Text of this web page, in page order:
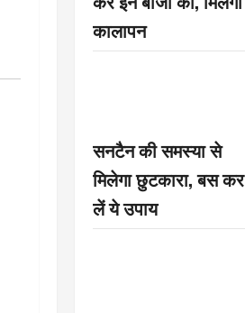
कालापन
सनटैन की समस्या से
मिलेगा छुटकारा, बस कर
लें ये उपाय